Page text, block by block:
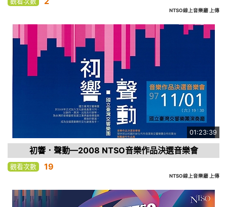
NTSO線上音樂廳 上傳
01:23:39
初響．聲動—2008 NTSO音樂作品決選音樂會
觀看次數 19
NTSO線上音樂廳 上傳